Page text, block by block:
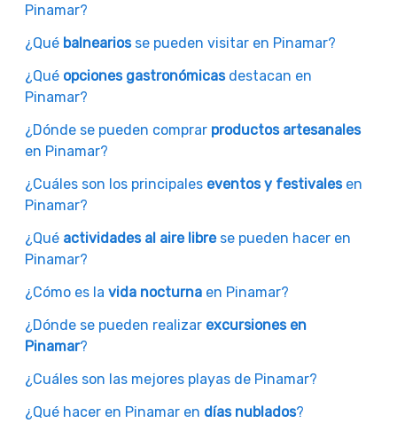
Pinamar?
¿Qué balneariosse pueden visitar en Pinamar?
¿Qué opciones gastronómicasdestacan en
Pinamar?
¿Dónde se pueden comprar productos artesanales
en Pinamar?
¿Cuáles son los principales eventos y festivalesen
Pinamar?
¿Qué actividades al aire librese pueden hacer en
Pinamar?
¿Cómo es la vida nocturna en Pinamar?
¿Dónde se pueden realizar excursiones en
Pinamar?
¿Cuáles son las mejores playas de Pinamar?
¿Qué hacer en Pinamar en días nublados?